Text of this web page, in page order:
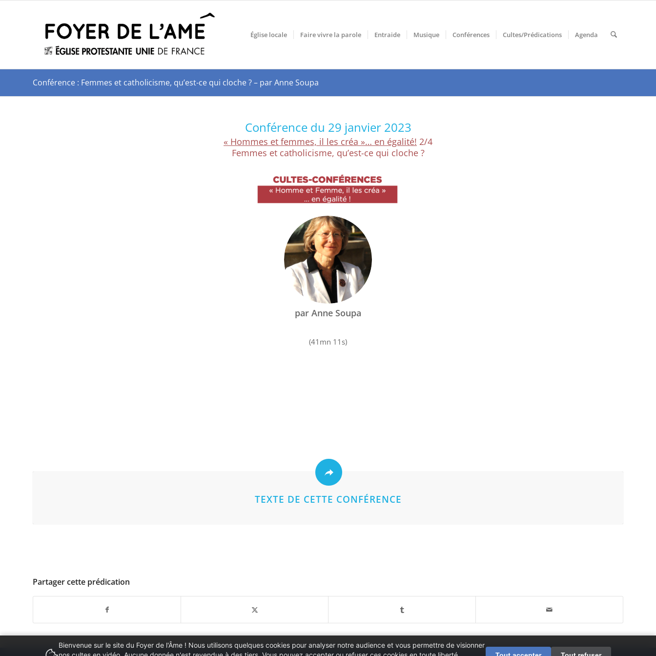
Église locale Faire vivre la parole Entraide Musique Conférences Cultes/Prédications Agenda
Conférence : Femmes et catholicisme, qu’est-ce qui cloche ? – par Anne Soupa
Conférence du 29 janvier 2023
« Hommes et femmes, il les créa »… en égalité! 2/4
Femmes et catholicisme, qu’est-ce qui cloche ?
par Anne Soupa
(41mn 11s)
TEXTE DE CETTE CONFÉRENCE
Partager cette prédication
Bienvenue sur le site du Foyer de l'Âme ! Nous utilisons quelques cookies pour analyser notre audience et vous permettre de visionner